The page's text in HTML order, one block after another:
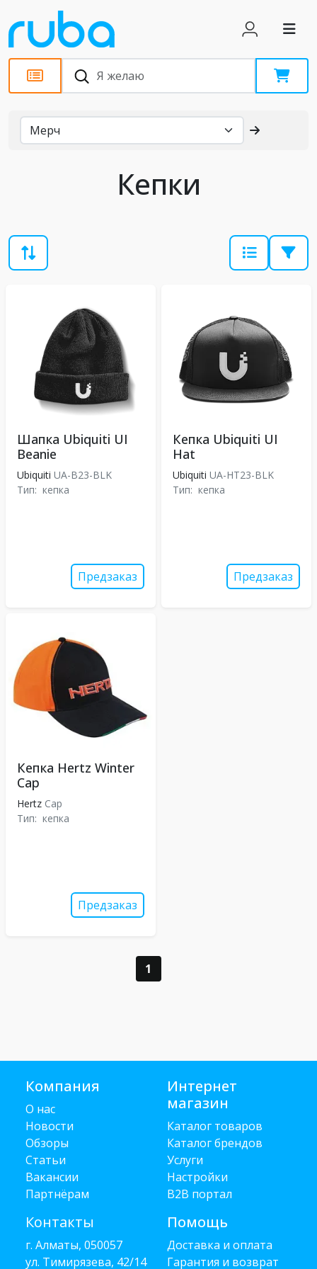
Каталог
Кепки
Шапка Ubiquiti UI
Beanie
Ubiquiti UA-B23-BLK
Тип: кепка
Предзаказ
Кепка Ubiquiti UI
Hat
Ubiquiti UA-HT23-BLK
Тип: кепка
Предзаказ
Кепка Hertz Winter
Cap
Hertz Cap
Тип: кепка
Предзаказ
1
Компания
О нас
Новости
Обзоры
Статьи
Вакансии
Партнёрам
Контакты
г. Алматы, 050057
ул. Тимирязева, 42/14
Интернет
магазин
Каталог товаров
Каталог брендов
Услуги
Настройки
B2B портал
Помощь
Доставка и оплата
Гарантия и возврат